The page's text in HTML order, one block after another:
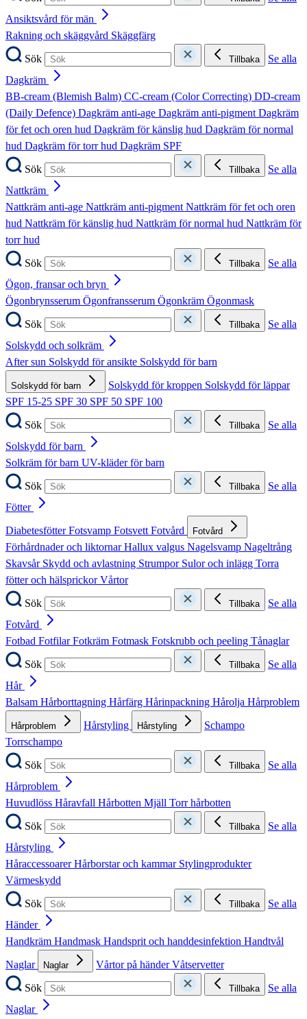
Ansiktsvård för män
Rakning och skäggvård Skäggfärg
Sök
Tillbaka
Se alla
Dagkräm
BB-cream (Blemish Balm) CC-cream (Color Correcting) DD-cream
(Daily Defence) Dagkräm anti-age Dagkräm anti-pigmentDagkräm
för fet och oren hud Dagkräm för känslig hud Dagkräm för normal
hud Dagkräm för torr hud Dagkräm SPF
Sök
Tillbaka
Se alla
Nattkräm
Nattkräm anti-age Nattkräm anti-pigmentNattkräm för fet och oren
hud Nattkräm för känslig hud Nattkräm för normal hud Nattkräm för
torr hud
Sök
Tillbaka
Se alla
Ögon, fransar och bryn
Ögonbrynsserum Ögonfransserum Ögonkräm Ögonmask
Sök
Tillbaka
Se alla
Solskydd och solkräm
After sun Solskydd för ansikte Solskydd för barn
Solskydd för barn Solskydd för kroppen Solskydd för läppar
SPF 15-25 SPF 30 SPF 50 SPF 100
Sök
Tillbaka
Se alla
Solskydd för barn
Solkräm för barn UV-kläder för barn
Sök
Tillbaka
Se alla
Fötter
DiabetesfötterFotsvamp FotsvettFotvård Fotvård
Förhårdnader och liktornarHallux valgus Nagelsvamp Nageltrång
Skavsår Skydd och avlastning Strumpor Sulor och inlägg Torra
fötter och hälsprickorVårtor
Sök
Tillbaka
Se alla
Fotvård
Fotbad FotfilarFotkräm Fotmask Fotskrubb och peeling Tånaglar
Sök
Tillbaka
Se alla
Hår
Balsam Hårborttagning Hårfärg Hårinpackning Hårolja Hårproblem
Hårproblem Hårstyling Hårstyling
Schampo
Torrschampo
Sök
Tillbaka
Se alla
Hårproblem
Huvudlöss Håravfall Hårbotten Mjäll Torr hårbotten
Sök
Tillbaka
Se alla
Hårstyling
HåraccessoarerHårborstar och kammar Stylingprodukter
Värmeskydd
Sök
Tillbaka
Se alla
Händer
Handkräm Handmask Handsprit och handdesinfektion Handtvål
Naglar
Naglar Vårtor på händerVåtservetter
Sök
Tillbaka
Se alla
Naglar